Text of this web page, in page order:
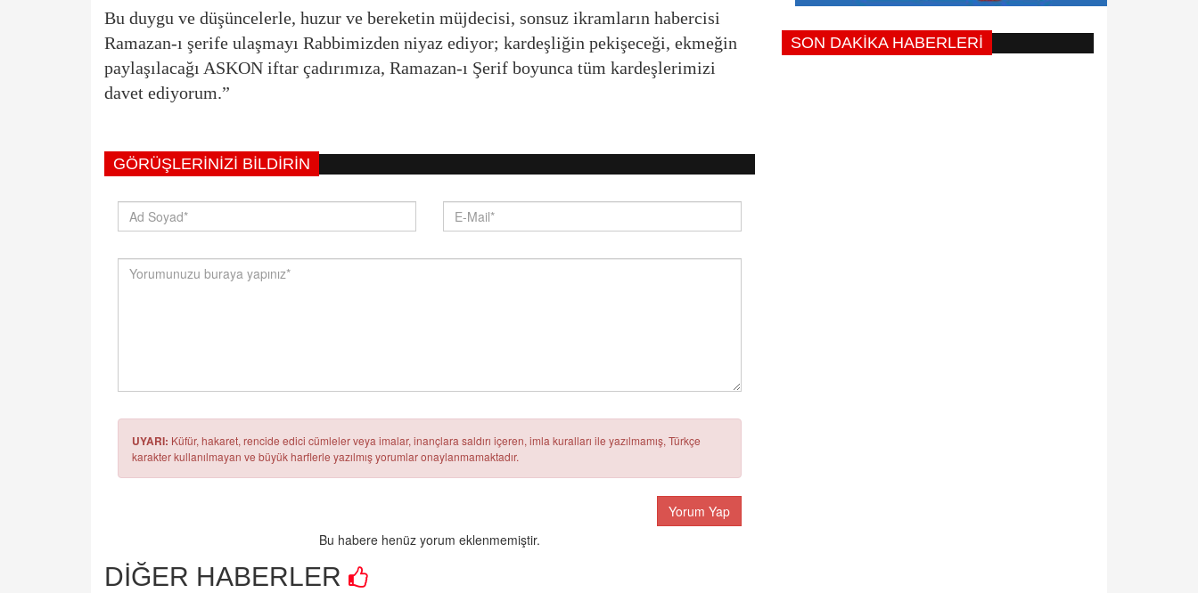
Bu duygu ve düşüncelerle, huzur ve bereketin müjdecisi, sonsuz ikramların habercisi
Ramazan-ı şerife ulaşmayı Rabbimizden niyaz ediyor; kardeşliğin pekişeceği, ekmeğin
paylaşılacağı ASKON iftar çadırımıza, Ramazan-ı Şerif boyunca tüm kardeşlerimizi
davet ediyorum.”
GÖRÜŞLERINIZI BILDIRIN
UYARI: Küfür, hakaret, rencide edici cümleler veya imalar, inançlara saldırı içeren, imla kuralları ile yazılmamış, Türkçe
karakter kullanılmayan ve büyük harflerle yazılmış yorumlar onaylanmamaktadır.
Yorum Yap
Bu habere henüz yorum eklenmemiştir.
DİĞER HABERLER
SON DAKİKA HABERLERİ